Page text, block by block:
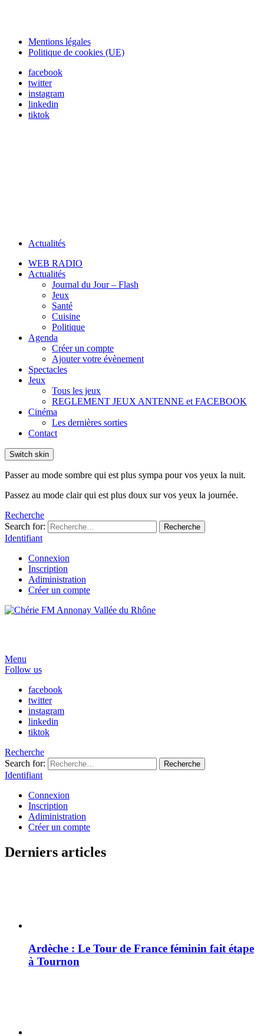
Mentions légales
Politique de cookies (UE)
facebook
twitter
instagram
linkedin
tiktok
Actualités
WEB RADIO
Actualités
Journal du Jour – Flash
Jeux
Santé
Cuisine
Politique
Agenda
Créer un compte
Ajouter votre évènement
Spectacles
Jeux
Tous les jeux
REGLEMENT JEUX ANTENNE et FACEBOOK
Cinéma
Les dernières sorties
Contact
Switch skin
Passer au mode sombre qui est plus sympa pour vos yeux la nuit.
Passez au mode clair qui est plus doux sur vos yeux la journée.
Recherche
Search for:
Recherche
Identifiant
Connexion
Inscription
Adiministration
Créer un compte
Menu
Follow us
facebook
twitter
instagram
linkedin
tiktok
Recherche
Search for:
Recherche
Identifiant
Connexion
Inscription
Adiministration
Créer un compte
Derniers articles
Ardèche : Le Tour de France féminin fait étape
à Tournon